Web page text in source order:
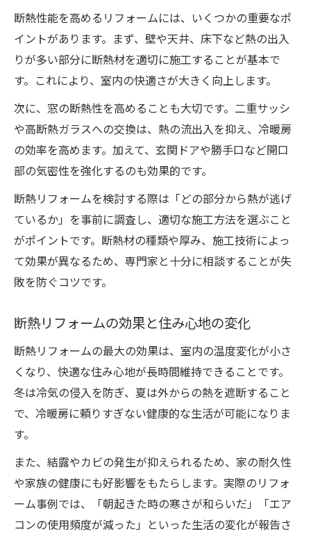
断熱性能を高めるリフォームには、いくつかの重要なポ
イントがあります。まず、壁や天井、床下など熱の出入
りが多い部分に断熱材を適切に施工することが基本で
す。これにより、室内の快適さが大きく向上します。
次に、窓の断熱性を高めることも大切です。二重サッシ
や高断熱ガラスへの交換は、熱の流出入を抑え、冷暖房
の効率を高めます。加えて、玄関ドアや勝手口など開口
部の気密性を強化するのも効果的です。
断熱リフォームを検討する際は「どの部分から熱が逃げ
ているか」を事前に調査し、適切な施工方法を選ぶこと
がポイントです。断熱材の種類や厚み、施工技術によっ
て効果が異なるため、専門家と十分に相談することが失
敗を防ぐコツです。
断熱リフォームの効果と住み心地の変化
断熱リフォームの最大の効果は、室内の温度変化が小さ
くなり、快適な住み心地が長時間維持できることです。
冬は冷気の侵入を防ぎ、夏は外からの熱を遮断すること
で、冷暖房に頼りすぎない健康的な生活が可能になりま
す。
また、結露やカビの発生が抑えられるため、家の耐久性
や家族の健康にも好影響をもたらします。実際のリフォ
ーム事例では、「朝起きた時の寒さが和らいだ」「エア
コンの使用頻度が減った」といった生活の変化が報告さ